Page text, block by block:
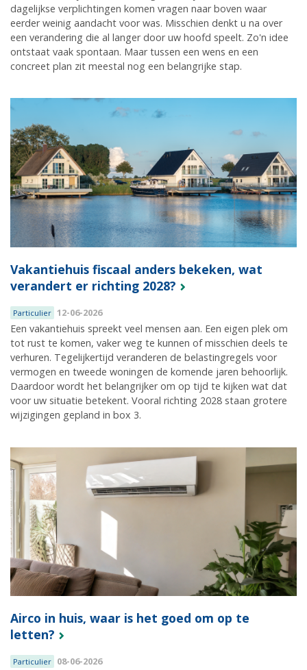
dagelijkse verplichtingen komen vragen naar boven waar
eerder weinig aandacht voor was. Misschien denkt u na over
een verandering die al langer door uw hoofd speelt. Zo'n idee
ontstaat vaak spontaan. Maar tussen een wens en een
concreet plan zit meestal nog een belangrijke stap.
Vakantiehuis fiscaal anders bekeken, wat
verandert er richting 2028?
Particulier 12-06-2026
Een vakantiehuis spreekt veel mensen aan. Een eigen plek om
tot rust te komen, vaker weg te kunnen of misschien deels te
verhuren. Tegelijkertijd veranderen de belastingregels voor
vermogen en tweede woningen de komende jaren behoorlijk.
Daardoor wordt het belangrijker om op tijd te kijken wat dat
voor uw situatie betekent. Vooral richting 2028 staan grotere
wijzigingen gepland in box 3.
Airco in huis, waar is het goed om op te
letten?
Particulier 08-06-2026